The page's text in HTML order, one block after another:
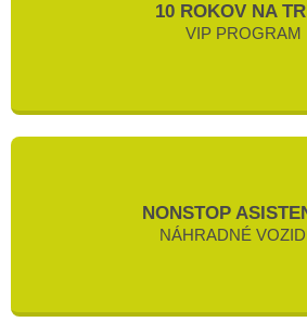
10 ROKOV NA
VIP PROGRAM
NONSTOP
NÁHRADNÉ